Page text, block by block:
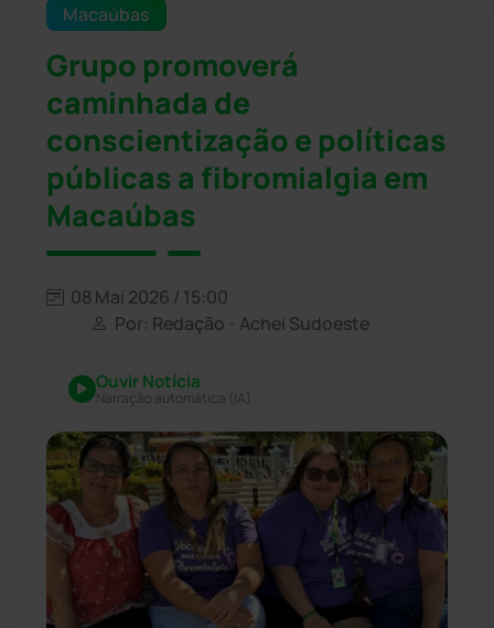
Macaúbas
Grupo promoverá
caminhada de
conscientização e políticas
públicas a fibromialgia em
Macaúbas
08 Mai 2026 / 15:00
Por: Redação - Achei Sudoeste
Ouvir Notícia
Narração automática (IA)